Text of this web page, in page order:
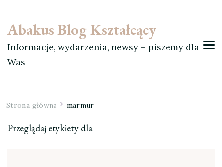
Abakus Blog Kształcący
Informacje, wydarzenia, newsy – piszemy dla
Was
Strona główna marmur
Przeglądaj etykiety dla